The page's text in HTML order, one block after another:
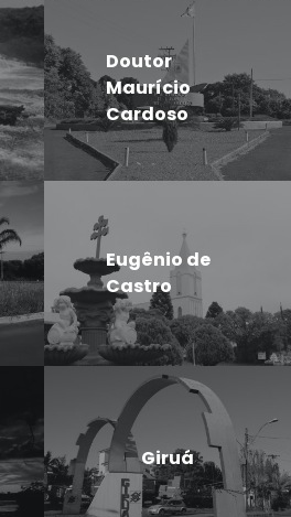
Doutor
Maurício
Cardoso
Eugênio de
Castro
Giruá